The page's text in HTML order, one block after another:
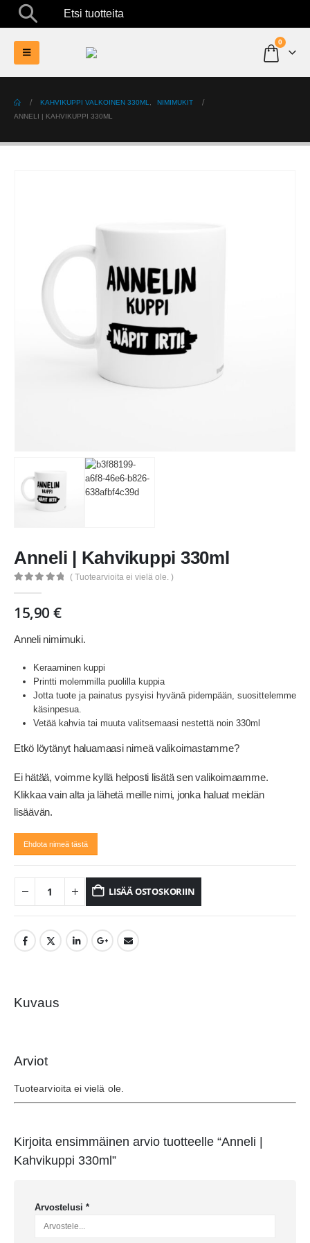
Etsi tuotteita
0
KAHVIKUPPI VALKOINEN 330ML
NIMIMUKIT
ANNELI | KAHVIKUPPI 330ML
Anneli | Kahvikuppi 330ml
( Tuotearvioita ei vielä ole. )
15,90 €
Anneli nimimuki.
Keraaminen kuppi
Printti molemmilla puolilla kuppia
Jotta tuote ja painatus pysyisi hyvänä pidempään, suosittelemme
käsinpesua.
Vetää kahvia tai muuta valitsemaasi nestettä noin 330ml
Etkö löytänyt haluamaasi nimeä valikoimastamme?
Ei hätää, voimme kyllä helposti lisätä sen valikoimaamme.
Klikkaa vain alta ja lähetä meille nimi, jonka haluat meidän
lisäävän.
Ehdota nimeä tästä
LISÄÄ OSTOSKORIIN
Kuvaus
Arviot
Tuotearvioita ei vielä ole.
Kirjoita ensimmäinen arvio tuotteelle “Anneli |
Kahvikuppi 330ml”
Arvostelusi *